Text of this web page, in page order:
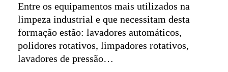
Entre os equipamentos mais utilizados na
limpeza industrial e que necessitam desta
formação estão: lavadores automáticos,
polidores rotativos, limpadores rotativos,
lavadores de pressão…